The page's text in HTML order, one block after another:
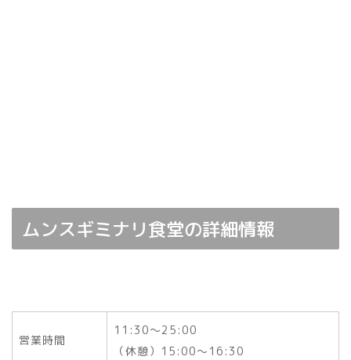
ムンスギミナリ食堂の詳細情報
営業時間
11:30～25:00
（休憩）15:00～16:30